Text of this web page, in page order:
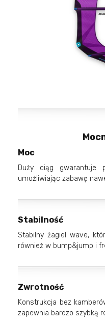
Moc
Duży ciąg gwarantuje
umożliwiając zabawę
Stabilność
Stabilny żagiel wave,
również w bump&jump i
Zwrotność
Konstrukcja bez
zapewnia bardzo szybką